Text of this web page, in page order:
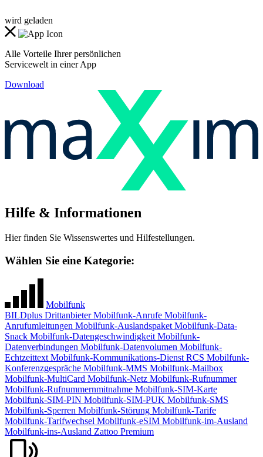
wird geladen
Alle Vorteile Ihrer persönlichen
Servicewelt in einer App
Download
Hilfe & Informationen
Hier finden Sie Wissenswertes und Hilfestellungen.
Wählen Sie eine Kategorie:
Mobilfunk
BILDplus DrittanbieterMobilfunk-Anrufe Mobilfunk-
Anrufumleitungen Mobilfunk-Auslandspaket Mobilfunk-Data-
Snack Mobilfunk-Datengeschwindigkeit Mobilfunk-
Datenverbindungen Mobilfunk-Datenvolumen Mobilfunk-
Echtzeittext Mobilfunk-Kommunikations-Dienst RCS Mobilfunk-
Konferenzgespräche Mobilfunk-MMS Mobilfunk-Mailbox
Mobilfunk-MultiCard Mobilfunk-Netz Mobilfunk-Rufnummer
Mobilfunk-Rufnummernmitnahme Mobilfunk-SIM-Karte
Mobilfunk-SIM-PIN Mobilfunk-SIM-PUK Mobilfunk-SMS
Mobilfunk-Sperren Mobilfunk-Störung Mobilfunk-Tarife
Mobilfunk-Tarifwechsel Mobilfunk-eSIM Mobilfunk-im-Ausland
Mobilfunk-ins-Ausland Zattoo Premium